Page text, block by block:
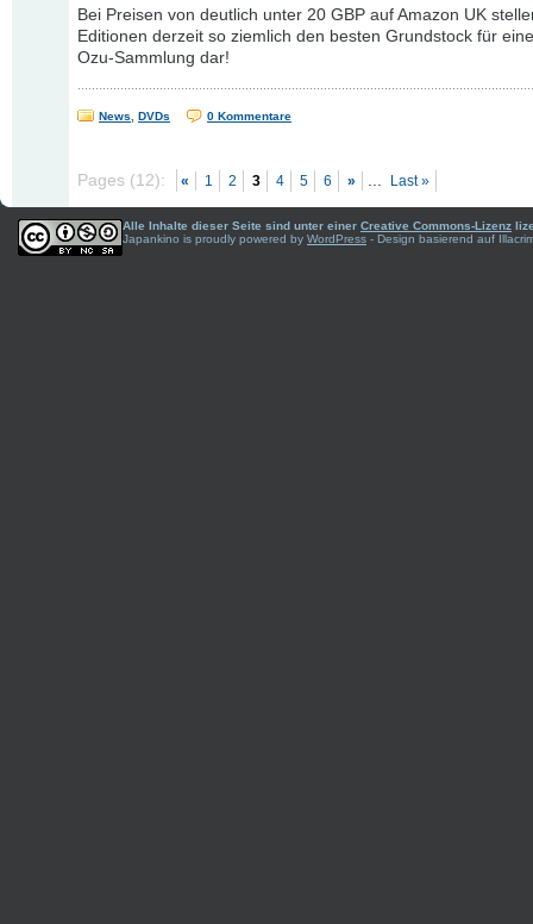
Bei Preisen von deutlich unter 20 GBP auf Amazon UK
Editionen derzeit so ziemlich den besten Grundstock für
Ozu-Sammlung dar!
News DVDs 0 Kommentare
Pages (12): « 1 2 3 4 5 6 » ... Last »
Alle Inhalte dieser Seite sind unter einer Creative Commons-Lizenz
Japankino is proudly powered by WordPress - Design basierend auf